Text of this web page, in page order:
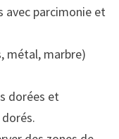
avec parcimonie et
métal, marbre)
dorées et